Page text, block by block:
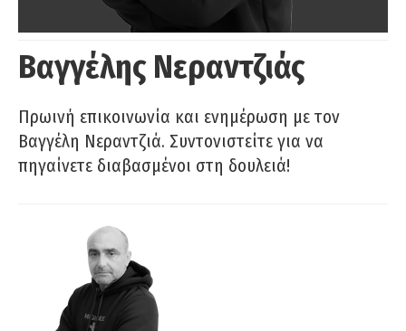
Βαγγέλης Νεραντζιάς
Πρωινή επικοινωνία και ενημέρωση με τον
Βαγγέλη Νεραντζιά. Συντονιστείτε για να
πηγαίνετε διαβασμένοι στη δουλειά!